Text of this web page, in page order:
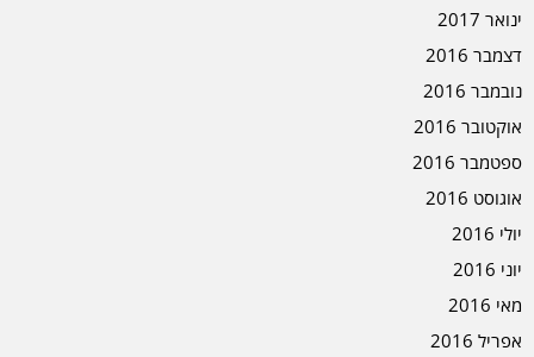
ינואר 2017
דצמבר 2016
נובמבר 2016
אוקטובר 2016
ספטמבר 2016
אוגוסט 2016
יולי 2016
יוני 2016
מאי 2016
אפריל 2016